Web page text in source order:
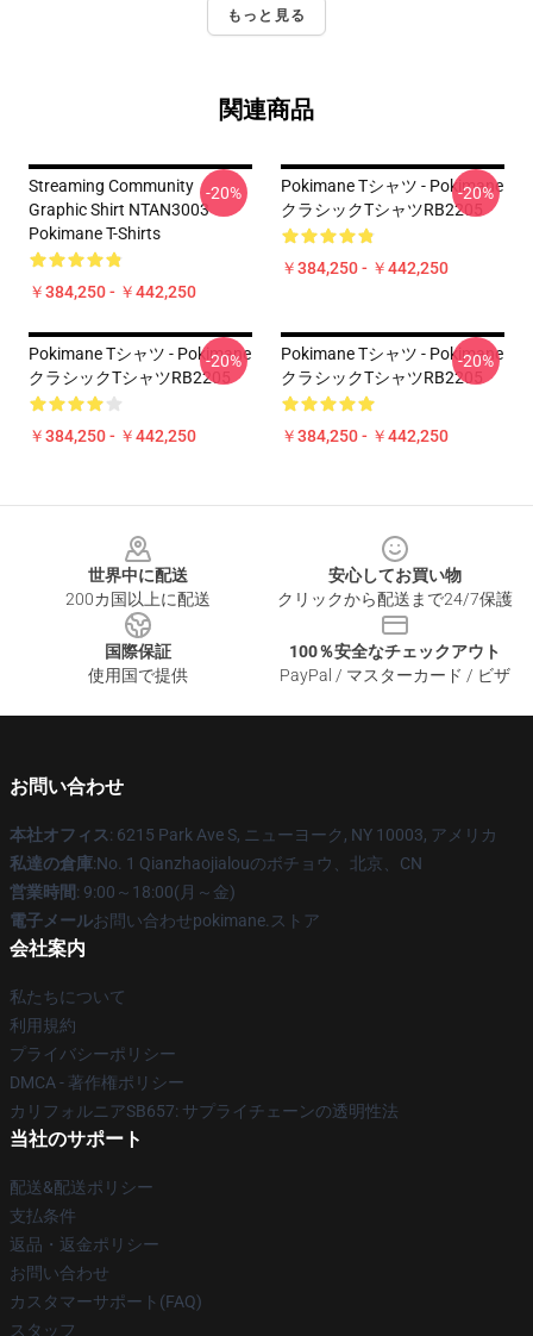
もっと見る
関連商品
Streaming Community
Graphic Shirt NTAN3003
Pokimane T-Shirts
￥384,250 - ￥442,250
-20%
Pokimane Tシャツ - Pokimane
クラシックTシャツRB2205
￥384,250 - ￥442,250
-20%
Pokimane Tシャツ - Pokimane
クラシックTシャツRB2205
￥384,250 - ￥442,250
-20%
Pokimane Tシャツ - Pokimane
クラシックTシャツRB2205
￥384,250 - ￥442,250
-20%
世界中に配送
200カ国以上に配送
安心してお買い物
クリックから配送まで24/7保護
国際保証
使用国で提供
100％安全なチェックアウト
PayPal / マスターカード / ビザ
お問い合わせ
本社オフィス: 6215 Park Ave S, ニューヨーク, NY 10003, アメリカ
私達の倉庫:No. 1 Qianzhaojialouのボチョウ、北京、CN
営業時間: 9:00～18:00(月～金)
電子メールお問い合わせpokimane.ストア
会社案内
私たちについて
利用規約
プライバシーポリシー
DMCA - 著作権ポリシー
カリフォルニアSB657: サプライチェーンの透明性法
当社のサポート
配送&配送ポリシー
支払条件
返品・返金ポリシー
お問い合わせ
カスタマーサポート(FAQ)
スタッフ